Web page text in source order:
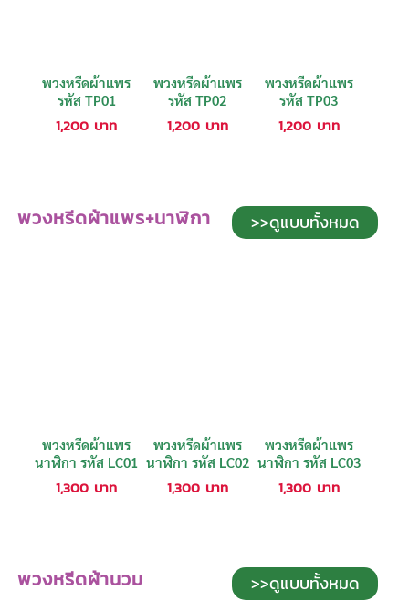
พวงหรีดผ้าแพร
รหัส TP01
1,200 บาท
พวงหรีดผ้าแพร
รหัส TP02
1,200 บาท
พวงหรีดผ้าแพร
รหัส TP03
1,200 บาท
พวงหรีดผ้าแพร+นาฬิกา >>ดูแบบทั้งหมด
พวงหรีดผ้าแพร
นาฬิกา รหัส LC01
1,300 บาท
พวงหรีดผ้าแพร
นาฬิกา รหัส LC02
1,300 บาท
พวงหรีดผ้าแพร
นาฬิกา รหัส LC03
1,300 บาท
พวงหรีดผ้านวม >>ดูแบบทั้งหมด